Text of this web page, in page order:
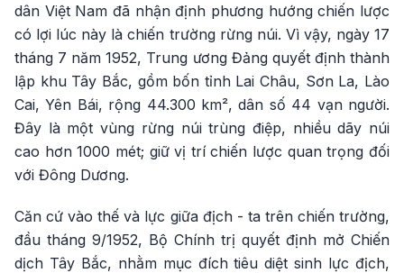
dân Việt Nam đã nhận định phương hướng chiến lược
có lợi lúc này là chiến trường rừng núi. Vì vậy, ngày 17
tháng 7 năm 1952, Trung ương Đảng quyết định thành
lập khu Tây Bắc, gồm bốn tỉnh Lai Châu, Sơn La, Lào
Cai, Yên Bái, rộng 44.300 km², dân số 44 vạn người.
Đây là một vùng rừng núi trùng điệp, nhiều dãy núi
cao hơn 1000 mét; giữ vị trí chiến lược quan trọng đối
với Đông Dương.
Căn cứ vào thế và lực giữa địch - ta trên chiến trường,
đầu tháng 9/1952, Bộ Chính trị quyết định mở Chiến
dịch Tây Bắc, nhằm mục đích tiêu diệt sinh lực địch,